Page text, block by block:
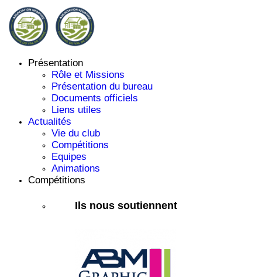
Présentation
Rôle et Missions
Présentation du bureau
Documents officiels
Liens utiles
Actualités
Vie du club
Compétitions
Equipes
Animations
Compétitions
Ils nous soutiennent